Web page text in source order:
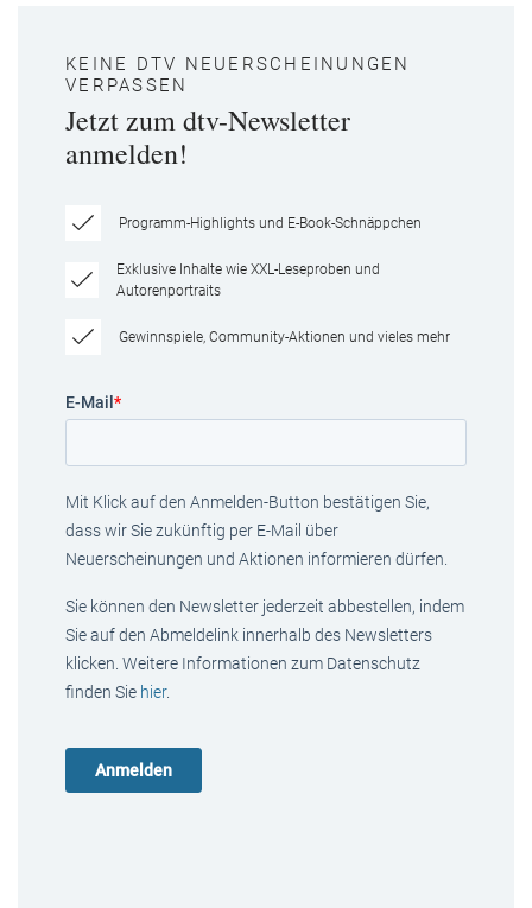
KEINE DTV NEUERSCHEINUNGEN
VERPASSEN
Jetzt zum dtv-Newsletter
anmelden!
Programm-Highlights und E-Book-Schnäppchen
Exklusive Inhalte wie XXL-Leseproben und
Autorenportraits
Gewinnspiele, Community-Aktionen und vieles mehr
E-Mail *
Mit Klick auf den Anmelden-Button bestätigen Sie,
dass wir Sie zukünftig per E-Mail über
Neuerscheinungen und Aktionen informieren dürfen.
Sie können den Newsletter jederzeit abbestellen, indem
Sie auf den Abmeldelink innerhalb des Newsletters
klicken. Weitere Informationen zum Datenschutz
finden Sie hier.